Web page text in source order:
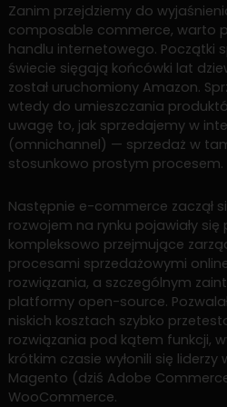
Zanim przejdziemy do
composable commerce, warto
handlu internetowego. Początki
świecie sięgają końcówki lat
został uruchomiony Amazon.
wtedy do umieszczania
uwagę to, jak sprzedajemy w
(omnichannel) — sprzedaż w
stosunkowo prostym procesem.
Następnie e-commerce zaczął
rozwojem na rynku pojawiały
kompleksowo przejmujące
procesami sprzedażowymi
rozwiązania, a szczególnym
platformy open-source.
niskich kosztach szybko
rozwiązania pod kątem funkcji,
krótkim czasie wyłonili się
Magento (dziś Adobe
WooCommerce.